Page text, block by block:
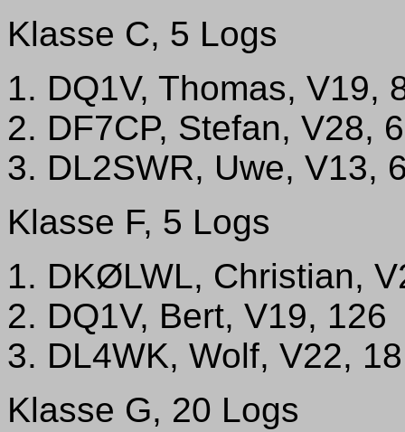
Klasse C, 5 Logs
1. DQ1V, Thomas, V19,
2. DF7CP, Stefan, V28,
3. DL2SWR, Uwe, V13,
Klasse F, 5 Logs
1. DKØLWL, Christian,
2. DQ1V, Bert, V19, 126
3. DL4WK, Wolf, V22, 18
Klasse G, 20 Logs